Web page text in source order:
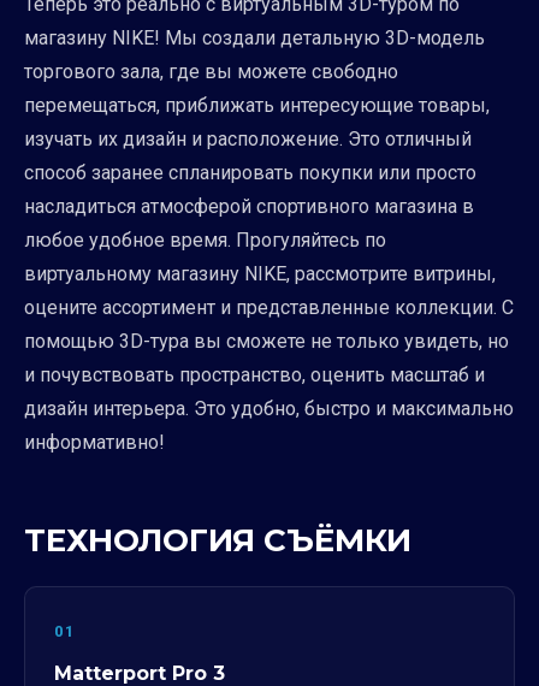
магазину NIKE! Мы создали детальную 3D-модель
торгового зала, где вы можете свободно
перемещаться, приближать интересующие товары,
изучать их дизайн и расположение. Это отличный
способ заранее спланировать покупки или просто
насладиться атмосферой спортивного магазина в
любое удобное время. Прогуляйтесь по
виртуальному магазину NIKE, рассмотрите витрины,
оцените ассортимент и представленные коллекции. С
помощью 3D-тура вы сможете не только увидеть, но
и почувствовать пространство, оценить масштаб и
дизайн интерьера. Это удобно, быстро и максимально
информативно!
ТЕХНОЛОГИЯ СЪЁМКИ
01
Matterport Pro 3